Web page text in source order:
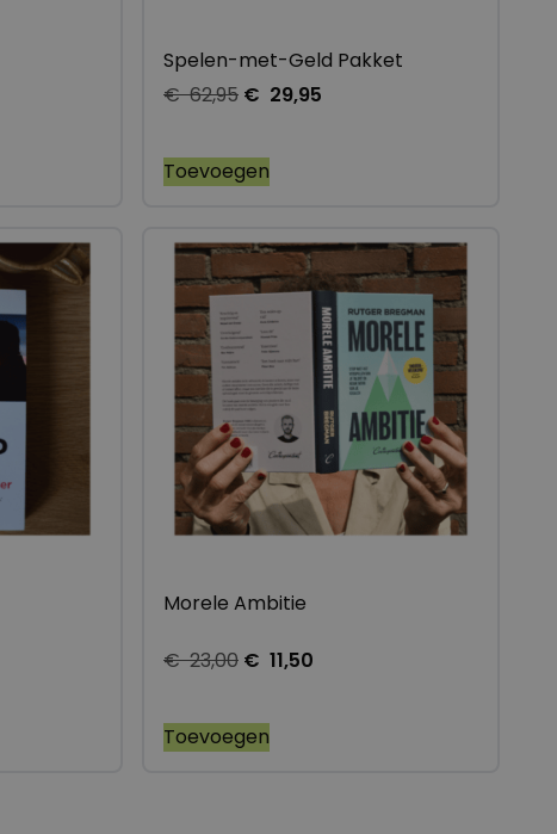
Spelen-met-Geld Pakket
€62,95 € 29,95
Toevoegen
Morele Ambitie
€23,00 € 11,50
Toevoegen